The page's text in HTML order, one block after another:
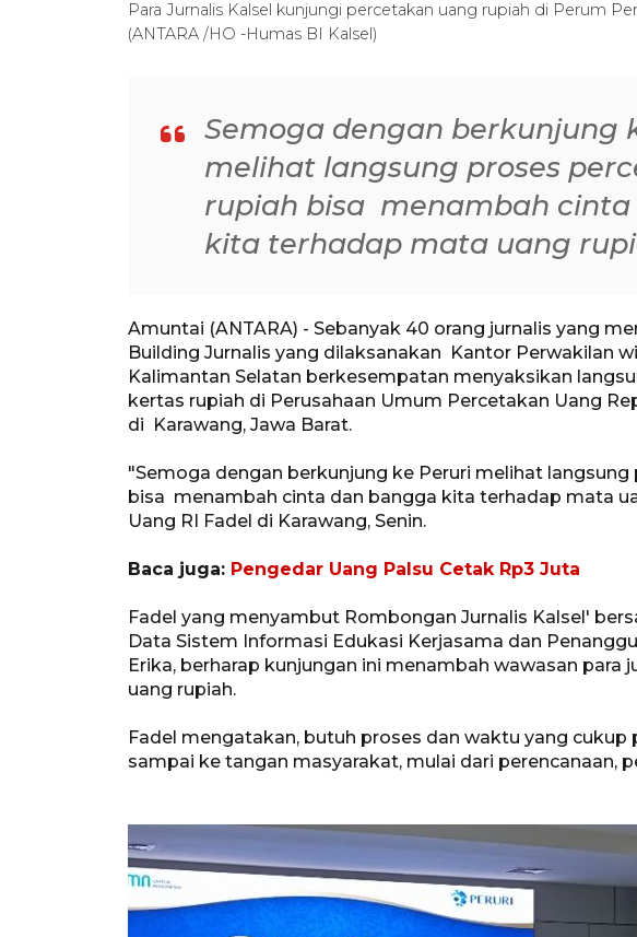
Para Jurnalis Kalsel kunjungi percetakan uang rupiah di Perum
(ANTARA /HO -Humas BI Kalsel)
Semoga dengan berkunjung
melihat langsung proses
rupiah bisa menambah
kita terhadap mata uang
Amuntai (ANTARA) - Sebanyak 40 orang jurnalis yang
Building Jurnalis yang dilaksanakan Kantor Perwakilan
Kalimantan Selatan berkesempatan menyaksikan
kertas rupiah di Perusahaan Umum Percetakan Uang
di Karawang, Jawa Barat.
"Semoga dengan berkunjung ke Peruri melihat
bisa menambah cinta dan bangga kita terhadap mata
Uang RI Fadel di Karawang, Senin.
Baca juga: Pengedar Uang Palsu Cetak Rp3 Juta
Fadel yang menyambut Rombongan Jurnalis Kalsel'
Data Sistem Informasi Edukasi Kerjasama dan
Erika, berharap kunjungan ini menambah wawasan
uang rupiah.
Fadel mengatakan, butuh proses dan waktu yang
sampai ke tangan masyarakat, mulai dari perencanaan,